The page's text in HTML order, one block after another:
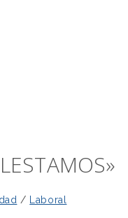
/ Laboral